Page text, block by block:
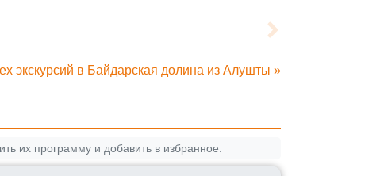
экскурсий в Байдарская долина из Алушты »
их программу и добавить в избранное.